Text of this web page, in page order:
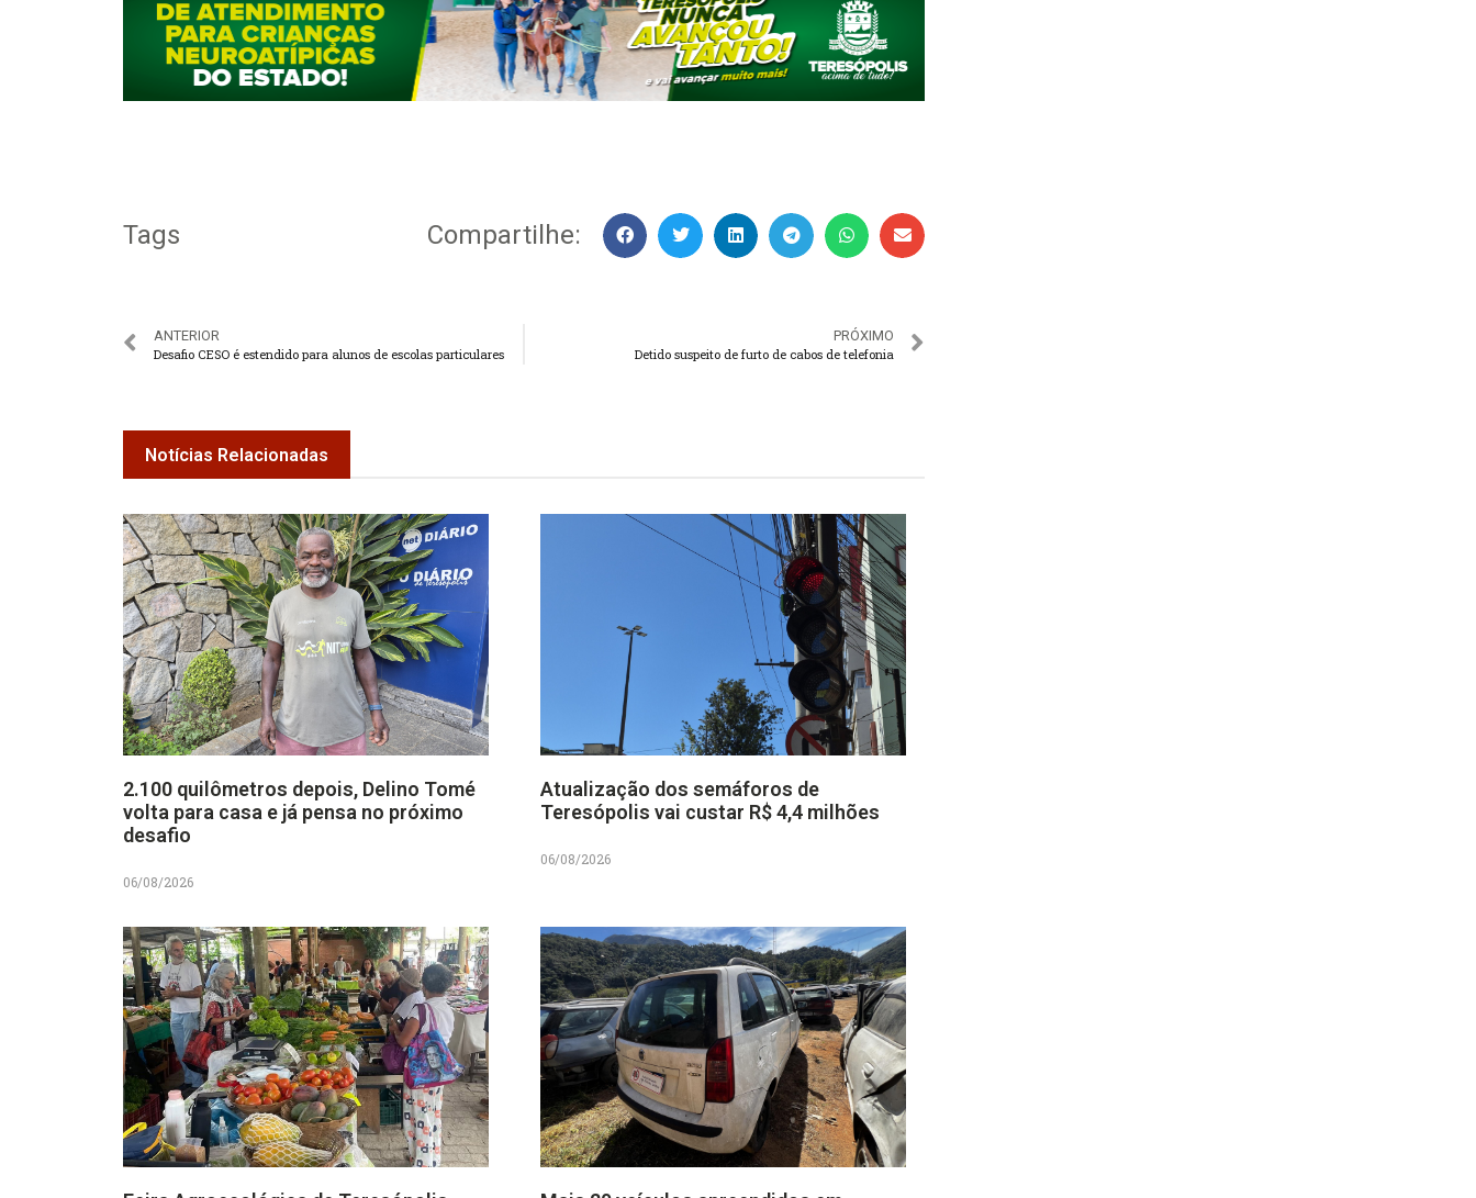
Tags Compartilhe:
ANTERIOR
Desafio CESO é estendido para alunos de escolas particulares
PRÓXIMO
Detido suspeito de furto de cabos de telefonia
Notícias Relacionadas
2.100 quilômetros depois, Delino Tomé
volta para casa e já pensa no próximo
desafio
06/08/2026
Atualização dos semáforos de
Teresópolis vai custar R$ 4,4 milhões
06/08/2026